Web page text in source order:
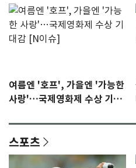
여름엔 '호프', 가을엔 '가능한
사랑'…국제영화제 수상 기대
스포츠